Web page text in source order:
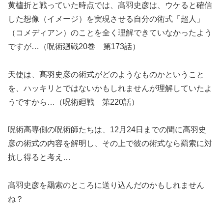
黄櫨折と戦っていた時点では、髙羽史彦は、ウケると確信
した想像（イメージ）を実現させる自分の術式「超人」
（コメディアン）のことを全く理解できていなかったよう
ですが…（呪術廻戦20巻 第173話）
天使は、髙羽史彦の術式がどのようなものかということ
を、ハッキリとではないかもしれませんが理解していたよ
うですから…（呪術廻戦 第220話）
呪術高専側の呪術師たちは、12月24日までの間に髙羽史
彦の術式の内容を解明し、その上で彼の術式なら羂索に対
抗し得ると考え…
髙羽史彦を羂索のところに送り込んだのかもしれません
ね？